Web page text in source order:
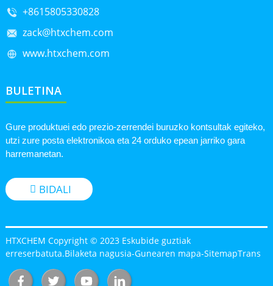
+8615805330828
zack@htxchem.com
www.htxchem.com
BULETINA
Gure produktuei edo prezio-zerrendei buruzko kontsultak egiteko,
utzi zure posta elektronikoa eta 24 orduko epean jarriko gara
harremanetan.
BIDALI
HTXCHEM Copyright © 2023 Eskubide guztiak
erreserbatuta.Bilaketa nagusia-Gunearen mapa-SitemapTrans